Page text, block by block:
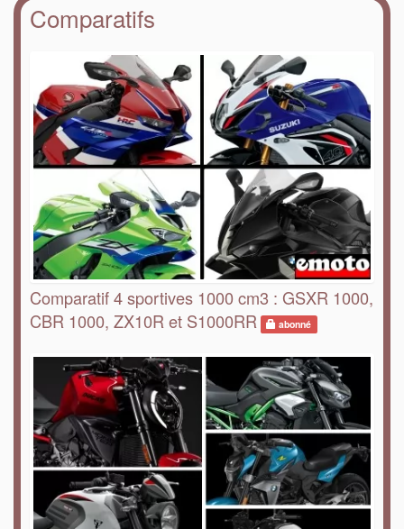
Comparatifs
Comparatif 4 sportives 1000 cm3 : GSXR 1000,
CBR 1000, ZX10R et S1000RR
abonné